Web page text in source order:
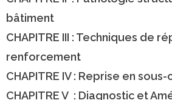
bâtiment
CHAPITRE III : Techniques de
renforcement
CHAPITRE IV : Reprise en
CHAPITRE V : Diagnostic et